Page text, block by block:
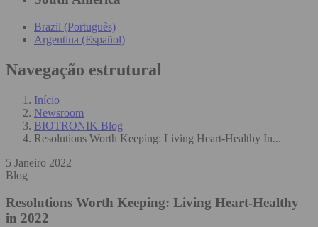
Brazil (Português)
Argentina (Español)
Navegação estrutural
Início
Newsroom
BIOTRONIK Blog
Resolutions Worth Keeping: Living Heart-Healthy In...
5 Janeiro 2022
Blog
Resolutions Worth Keeping: Living Heart-Healthy
in 2022